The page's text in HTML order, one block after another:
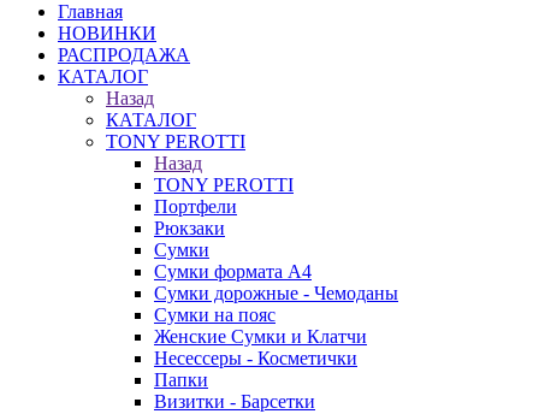
Главная
НОВИНКИ
РАСПРОДАЖА
КАТАЛОГ
Назад
КАТАЛОГ
TONY PEROTTI
Назад
TONY PEROTTI
Портфели
Рюкзаки
Сумки
Сумки формата А4
Сумки дорожные - Чемоданы
Сумки на пояс
Женские Сумки и Клатчи
Несессеры - Косметички
Папки
Визитки - Барсетки